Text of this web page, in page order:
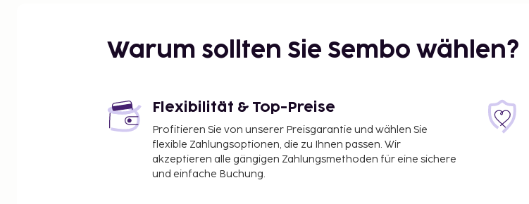
Warum sollten Sie Sembo wählen?
Flexibilität & Top-Preise
Profitieren Sie von unserer Preisgarantie und wählen Sie
flexible Zahlungsoptionen, die zu Ihnen passen. Wir
akzeptieren alle gängigen Zahlungsmethoden für eine sichere
und einfache Buchung.